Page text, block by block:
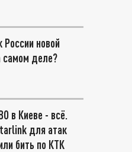
России новой
самом деле?
в Киеве - всё.
для атак
бить по КТК